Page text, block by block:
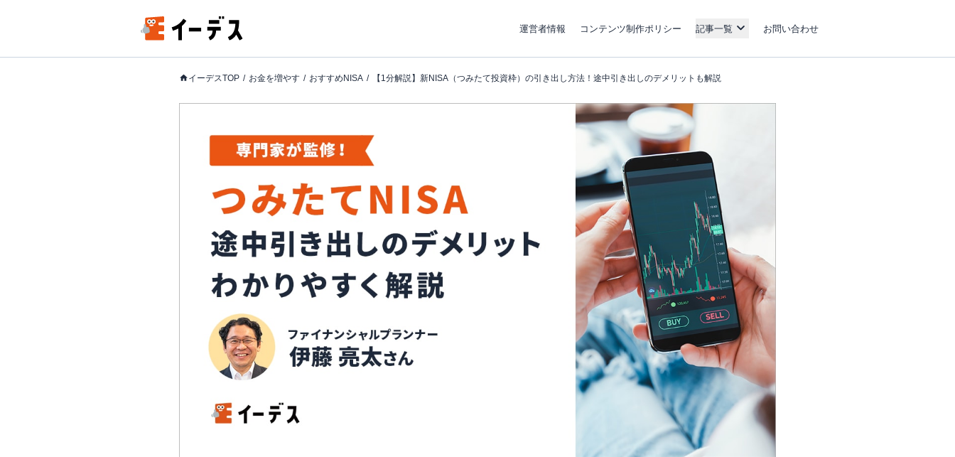
運営者情報 コンテンツ制作ポリシー 記事一覧 お問い合わせ
イーデスTOP お金を増やす おすすめNISA 【1分解説】新NISA（つみたて投資枠）の引き出し方法！途中引き出しのデメリットも解説